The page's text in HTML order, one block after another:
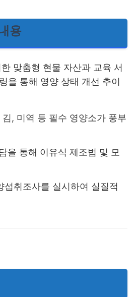
용
맞춤형 현물 자산과 교육 서
을 통해 영양 상태 개선 추이
, 미역 등 필수 영양소가 풍부
을 통해 이유식 제조법 및 모
취조사를 실시하여 실질적